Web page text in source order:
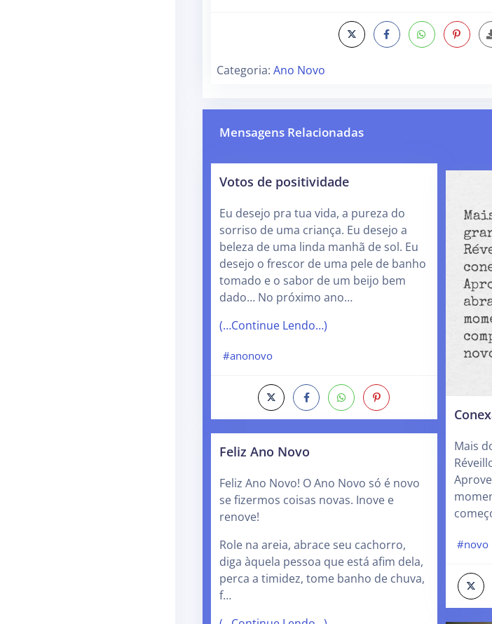
Categoria: Ano Novo
Mensagens Relacionadas
Votos de positividade
Eu desejo pra tua vida, a pureza do
sorriso de uma criança. Eu desejo a
beleza de uma linda manhã de sol. Eu
desejo o frescor de uma pele de banho
tomado e o sabor de um beijo bem
dado… No próximo ano…
(…Continue Lendo…)
#anonovo
Feliz Ano Novo
Feliz Ano Novo! O Ano Novo só é novo
se fizermos coisas novas. Inove e
renove!
Role na areia, abrace seu cachorro,
diga àquela pessoa que está afim dela,
perca a timidez, tome banho de chuva,
f…
Mais
#novo